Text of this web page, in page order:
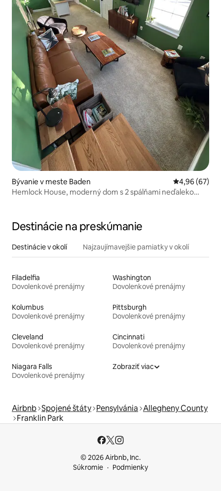
Bývanie v meste Baden Priemerné
4,96 (67)
Hemlock House, moderný dom s 2 spálňami neďaleko
Destinácie na preskúmanie
Destinácie v okolí Najzaujímavejšie pamiatky v okolí
Filadelfia
Dovolenkové prenájmy
Washington
Dovolenkové prenájmy
Kolumbus
Dovolenkové prenájmy
Pittsburgh
Dovolenkové prenájmy
Cleveland
Dovolenkové prenájmy
Cincinnati
Dovolenkové prenájmy
Niagara Falls
Dovolenkové prenájmy
Zobraziť viac
Airbnb Spojené štáty Pensylvánia Allegheny County
Franklin Park
© 2026 Airbnb, Inc.
Súkromie
Podmienky